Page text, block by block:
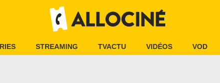
STREAMING TVACTU VIDÉOS VOD